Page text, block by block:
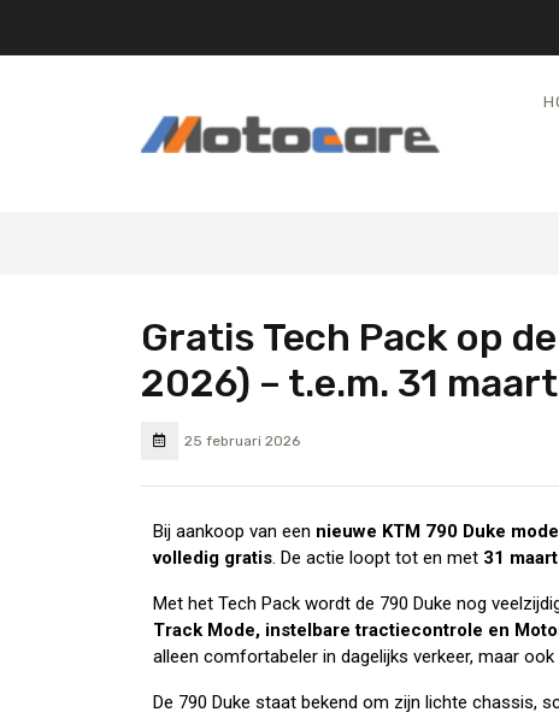
Gratis Tech Pack op
2026) – t.e.m. 31
25 februari 2026
Bij aankoop van een nieuwe KTM 790 Duke
volledig gratis. De actie loopt tot en met 31
Met het Tech Pack wordt de 790 Duke nog
Track Mode, instelbare tractiecontrole en
alleen comfortabeler in dagelijks verkeer, maar
De 790 Duke staat bekend om zijn lichte chassis,